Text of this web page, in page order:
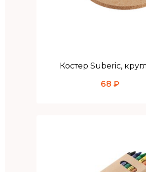
Костер Suberic,
68 ₽